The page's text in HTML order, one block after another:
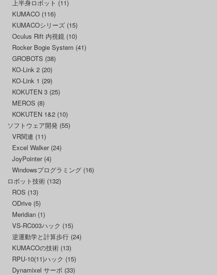
上半身ロボット (11)
KUMACO (116)
KUMACOシリーズ (15)
Oculus Rift 内視鏡 (10)
Rocker Bogie System (41)
GROBOTS (38)
KO-Link 2 (20)
KO-Link 1 (29)
KOKUTEN 3 (25)
MEROS (8)
KOKUTEN 1&2 (10)
ソフトウェア開発 (55)
VR関連 (11)
Excel Walker(24)
JoyPointer(4)
Windowsプログラミング (16)
ロボット技術 (132)
ROS (13)
ODrive (5)
Meridian (1)
VS-RC003ハック (15)
逆運動学と計算歩行 (24)
KUMACOの技術 (13)
RPU-10(11)ハック (15)
Dynamixel サーボ (33)